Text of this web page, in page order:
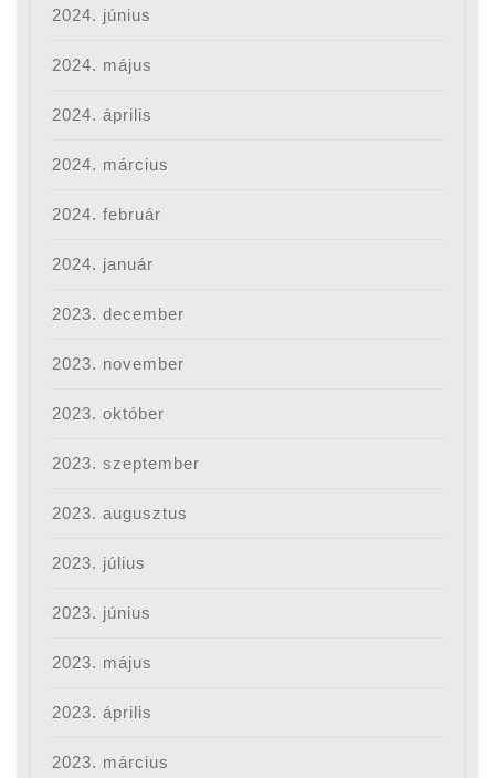
2024. június
2024. május
2024. április
2024. március
2024. február
2024. január
2023. december
2023. november
2023. október
2023. szeptember
2023. augusztus
2023. július
2023. június
2023. május
2023. április
2023. március